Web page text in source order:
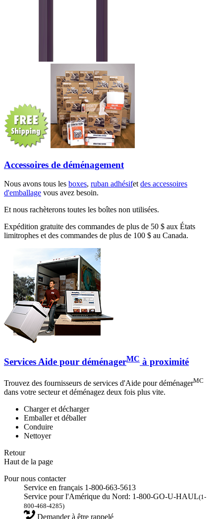
Accessoires de déménagement
Nous avons tous les boxes, ruban adhésifet des accessoires
d'emballage vous avez besoin.
Et nous rachèterons toutes les boîtes non utilisées.
Expédition gratuite des commandes de plus de 50 $ aux États
limitrophes et des commandes de plus de 100 $ au Canada.
Services Aide pour déménagerMC à proximité
Trouvez des fournisseurs de services d'Aide pour déménagerMC
dans votre secteur et déménagez deux fois plus vite.
Charger et décharger
Emballer et déballer
Conduire
Nettoyer
Retour
Haut de la page
Pour nous contacter
Service en français 1-800-663-5613
Service pour l'Amérique du Nord: 1-800-GO-U-HAUL(1-
800-468-4285)
Demander à être rappelé